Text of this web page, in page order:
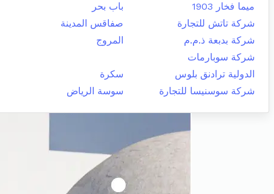
ميما فخار 1903
باب بحر
شركة تاتش للتجارة
صفاقس المدينة
شركة بدبعة ذ.م.م
المروج
شركة سوبارمات
الدولية ترادنق بلوس
سكرة
شركة سوسنيسا للتجارة
سوسة الرياض